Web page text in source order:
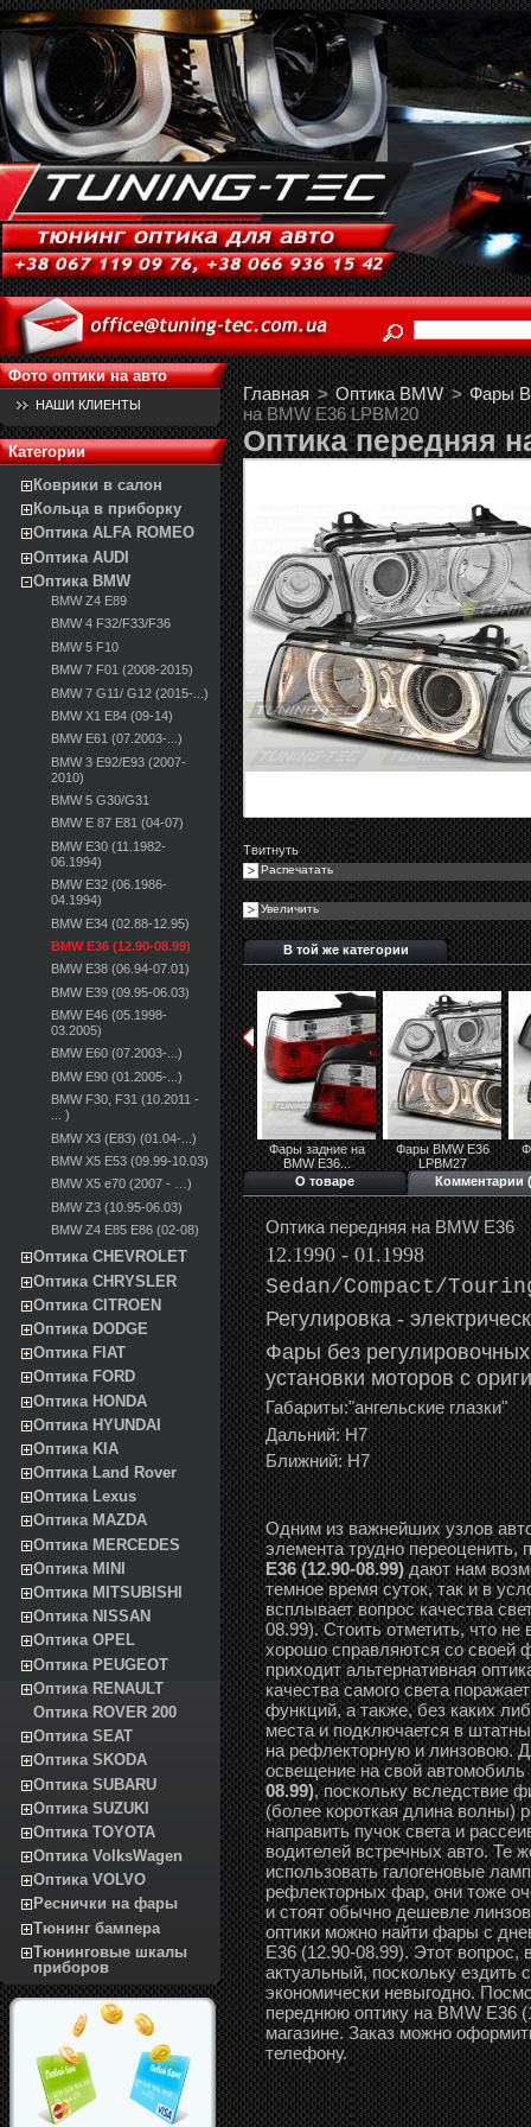
Фото оптики на авто
НАШИ КЛИЕНТЫ
Категории
Коврики в салон
Кольца в приборку
Оптика ALFA ROMEO
Оптика AUDI
Оптика BMW
BMW Z4 E89
BMW 4 F32/F33/F36
BMW 5 F10
BMW 7 F01 (2008-2015)
BMW 7 G11/ G12 (2015-...)
BMW X1 E84 (09-14)
BMW E61 (07.2003-...)
BMW 3 E92/E93 (2007-
2010)
BMW 5 G30/G31
BMW E 87 E81 (04-07)
BMW E30 (11.1982-
06.1994)
BMW E32 (06.1986-
04.1994)
BMW E34 (02.88-12.95)
BMW E36 (12.90-08.99)
BMW E38 (06.94-07.01)
BMW E39 (09.95-06.03)
BMW E46 (05.1998-
03.2005)
BMW E60 (07.2003-...)
BMW E90 (01.2005-...)
BMW F30, F31 (10.2011 -
... )
BMW X3 (E83) (01.04-...)
BMW X5 E53 (09.99-10.03)
BMW X5 e70 (2007 - …)
BMW Z3 (10.95-06.03)
BMW Z4 E85 E86 (02-08)
Оптика CHEVROLET
Оптика CHRYSLER
Оптика CITROEN
Оптика DODGE
Оптика FIAT
Оптика FORD
Оптика HONDA
Оптика HYUNDAI
Оптика KIA
Оптика Land Rover
Оптика Lexus
Оптика MAZDA
Оптика MERCEDES
Оптика MINI
Оптика MITSUBISHI
Оптика NISSAN
Оптика OPEL
Оптика PEUGEOT
Оптика RENAULT
Оптика ROVER 200
Оптика SEAT
Оптика SKODA
Оптика SUBARU
Оптика SUZUKI
Оптика TOYOTA
Оптика VolksWagen
Оптика VOLVO
Реснички на фары
Тюнинг бампера
Тюнинговые шкалы
приборов
Главная > Оптика BMW > Фары
на BMW E36 LPBM20
Оптика передняя
Твитнуть
Распечатать
Увеличить
В той же категории
Фары задние на
BMW E36...
Фары BMW E36
LPBM27
О товаре Комментарии
Оптика передняя на BMW E36
12.1990 - 01.1998
Sedan/Compact/
Регулировка -э
Фары без
установки моторов с
Габариты:"ангельские глазки"
Дальний: Н7
Ближний: Н7
Одним из важнейших узлов
элемента трудно переоценить,
E36 (12.90-08.99)дают нам
темное время суток, так и в
всплывает вопрос качества
08.99). Стоить отметить, что
хорошо справляются со своей
приходит альтернативная
качества самого света
функций, а также, без каких
места и подключается в
на рефлекторную и линзовою.
освещение на свой
08.99), поскольку вследствие
(более короткая длина волны)
направить пучок света и
водителей встречных авто. Те
использовать галогеновые
рефлекторных фар, они тоже
и стоят обычно дешевле
оптики можно найти фары с
E36 (12.90-08.99). Этот
актуальный, поскольку
экономически невыгодно.
переднюю оптику на BMW E36
магазине. Заказ можно
телефону.